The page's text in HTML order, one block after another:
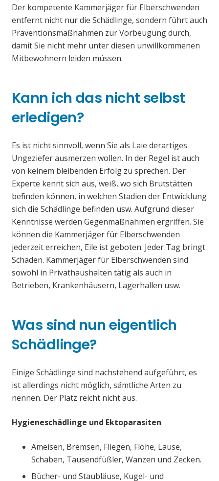
Der kompetente Kammerjäger für Elberschwenden
entfernt nicht nur die Schädlinge, sondern führt auch
Präventionsmaßnahmen zur Vorbeugung durch,
damit Sie nicht mehr unter diesen unwillkommenen
Mitbewohnern leiden müssen.
Kann ich das nicht selbst
erledigen?
Es ist nicht sinnvoll, wenn Sie als Laie derartiges
Ungeziefer ausmerzen wollen. In der Regel ist auch
von keinem bleibenden Erfolg zu sprechen. Der
Experte kennt sich aus, weiß, wo sich Brutstätten
befinden können, in welchen Stadien der Entwicklung
sich die Schädlinge befinden usw. Aufgrund dieser
Kenntnisse werden Gegenmaßnahmen ergriffen. Sie
können die Kammerjäger für Elberschwenden
jederzeit erreichen, Eile ist geboten. Jeder Tag bringt
Schaden. Kammerjäger für Elberschwenden sind
sowohl in Privathaushalten tätig als auch in
Betrieben, Krankenhäusern, Lagerhallen usw.
Was sind nun eigentlich
Schädlinge?
Einige Schädlinge sind nachstehend aufgeführt, es
ist allerdings nicht möglich, sämtliche Arten zu
nennen. Der Platz reicht nicht aus.
Hygieneschädlinge und Ektoparasiten
Ameisen, Bremsen, Fliegen, Flöhe, Läuse,
Schaben, Tausendfüßler, Wanzen und Zecken.
Bücher- und Staubläuse, Kugel- und